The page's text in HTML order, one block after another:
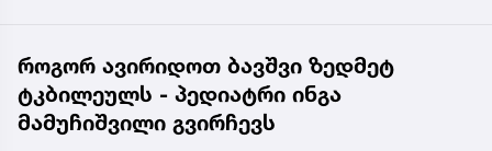
როგორ ავირიდოთ ბავშვი ზედმეტ
ტკბილეულს - პედიატრი ინგა
მამუჩიშვილი გვირჩევს